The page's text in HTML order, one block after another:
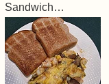
Sandwich…